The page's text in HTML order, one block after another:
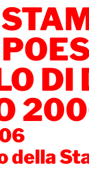
DI
della